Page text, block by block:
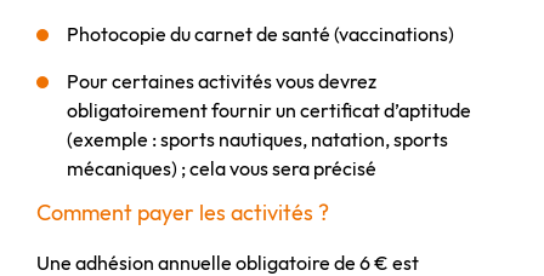
Photocopie du carnet de santé (vaccinations)
Pour certaines activités vous devrez
obligatoirement fournir un certificat d’aptitude
(exemple : sports nautiques, natation, sports
mécaniques) ; cela vous sera précisé
Comment payer les activités ?
Une adhésion annuelle obligatoire de 6 € est